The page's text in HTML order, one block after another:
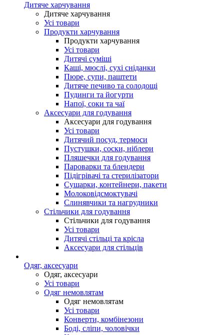
Дитяче харчування
Дитяче харчування
Усі товари
Продукти харчування
Продукти харчування
Усі товари
Дитячі суміші
Каші, мюслі, сухі сніданки
Пюре, супи, паштети
Дитяче печиво та солодощі
Пудинги та йогурти
Напої, соки та чаї
Аксесуари для годування
Аксесуари для годування
Усі товари
Дитячий посуд, термоси
Пустушки, соски, ніблери
Пляшечки для годування
Пароварки та блендери
Підігрівачі та стерилізатори
Сушарки, контейнери, пакети
Молоковідсмоктувачі
Слинявчики та нагрудники
Стільчики для годування
Стільчики для годування
Усі товари
Дитячі стільці та крісла
Аксесуари для стільців
Одяг, аксесуари
Одяг, аксесуари
Усі товари
Одяг немовлятам
Одяг немовлятам
Усі товари
Конверти, комбінезони
Боді, сліпи, чоловічки